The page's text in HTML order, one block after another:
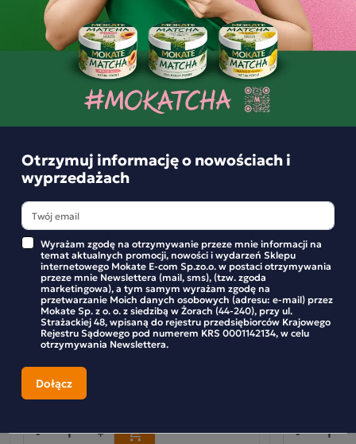
Podobne produkty
Zestaw 14 sztuk - MINI BATON PREBIOTYK
102G
149,07 zł
- +
Zestaw 10
-
Otrzymuj informację o nowościach i
wyprzedażach
Wyrażam zgodę na otrzymywanie przeze mnie informacji na
temat aktualnych promocji, nowości i wydarzeń Sklepu
internetowego Mokate E-com Sp.zo.o. w postaci otrzymywania
przeze mnie Newslettera (mail, sms), (tzw. zgoda
marketingowa), a tym samym wyrażam zgodę na
przetwarzanie Moich danych osobowych (adresu: e-mail) przez
Mokate Sp. z o. o. z siedzibą w Żorach (44-240), przy ul.
Strażackiej 48, wpisaną do rejestru przedsiębiorców Krajowego
Rejestru Sądowego pod numerem KRS 0001142134, w celu
otrzymywania Newslettera.